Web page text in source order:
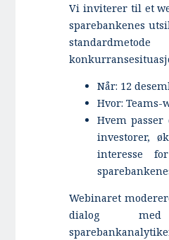
Vi inviterer til et
sparebankenes
Når: 12
Hvor: Teams-
Hvem passer
investorer,
interesse
Webinaret
dialog